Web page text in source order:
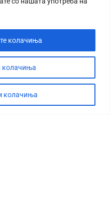
колачиња
колачиња
колачиња